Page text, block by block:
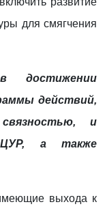
для смягчения
достижении
действий,
и
ЦУР, а также
выхода к